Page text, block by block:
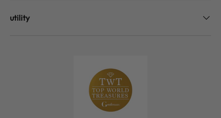
utility